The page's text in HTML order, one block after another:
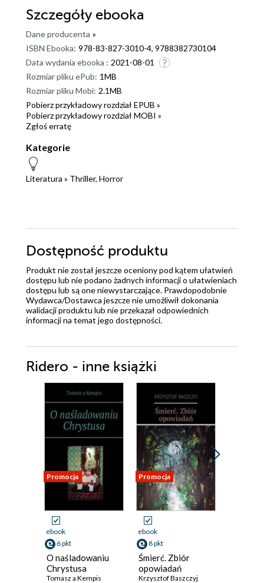
Szczegóły ebooka
Dane producenta »
ISBN Ebooka: 978-83-827-3010-4, 9788382730104
Data wydania ebooka : 2021-08-01
Rozmiar pliku ePub: 1MB
Rozmiar pliku Mobi: 2.1MB
Pobierz przykładowy rozdział EPUB »
Pobierz przykładowy rozdział MOBI »
Zgłoś erratę
Kategorie
Literatura » Thriller, Horror
Dostępność produktu
Produkt nie został jeszcze oceniony pod kątem ułatwień
dostępu lub nie podano żadnych informacji o ułatwieniach
dostępu lub są one niewystarczające. Prawdopodobnie
Wydawca/Dostawca jeszcze nie umożliwił dokonania
walidacji produktu lub nie przekazał odpowiednich
informacji na temat jego dostępności.
Ridero - inne książki
Promocja
ebook
6 pkt
O naśladowaniu
Chrystusa
Tomasz a Kempis
Promocja
ebook
8 pkt
Śmierć. Zbiór
opowiadań
Krzysztof Baszczyj